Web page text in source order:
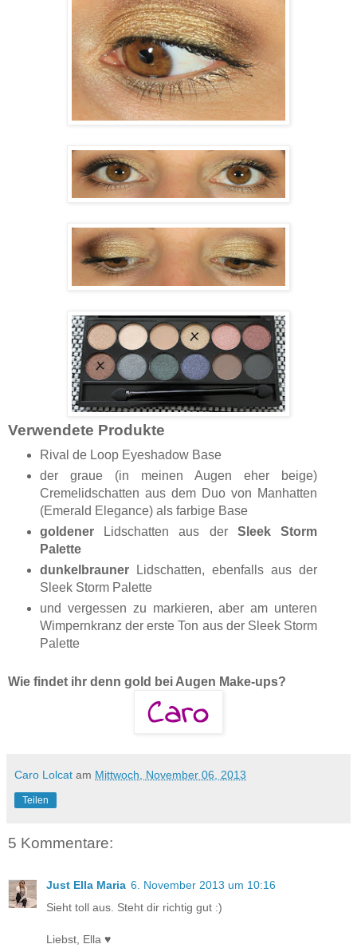
Verwendete Produkte
Rival de Loop Eyeshadow Base
der graue (in meinen Augen eher beige)
Cremelidschatten aus dem Duo von Manhatten
(Emerald Elegance) als farbige Base
goldener
Lidschatten aus derSleek Storm
Palette
dunkelbrauner
Lidschatten, ebenfalls aus der
Sleek Storm Palette
und vergessen zu markieren, aber am unteren
Wimpernkranz der erste Ton aus der Sleek Storm
Palette
Wie findet ihr denn gold bei Augen Make-ups?
Caro Lolcat am Mittwoch, November 06, 2013
Teilen
5 Kommentare:
Just Ella Maria 6. November 2013 um 10:16
Sieht toll aus. Steht dir richtig gut :)
Liebst, Ella ♥